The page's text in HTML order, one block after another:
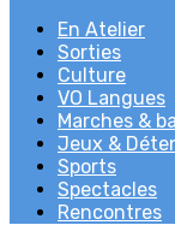
En Atelier
Sorties
Culture
VO Langues
Marches &
Jeux &
Sports
Spectacles
Rencontres